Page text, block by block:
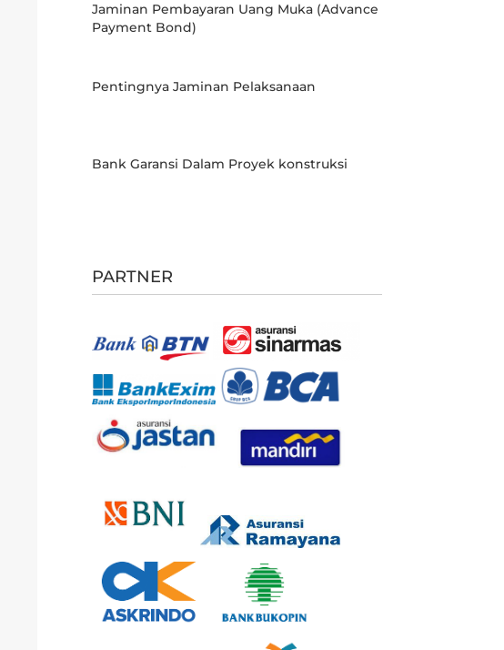
Jaminan Pembayaran Uang Muka (Advance
Payment Bond)
Pentingnya Jaminan Pelaksanaan
Bank Garansi Dalam Proyek konstruksi
PARTNER